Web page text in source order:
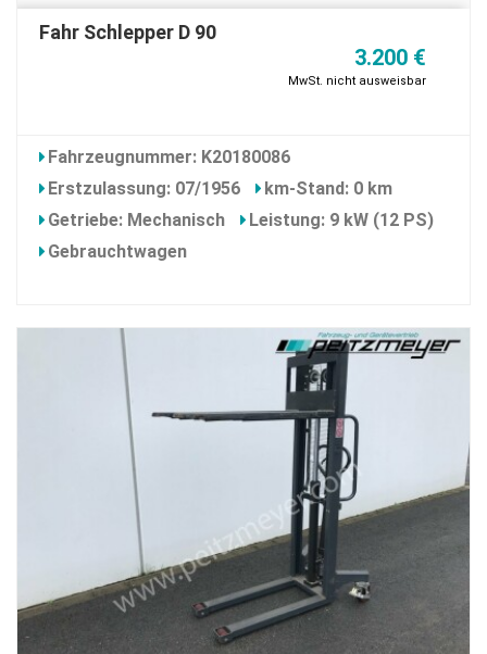
Fahr Schlepper D 90
3.200 €
MwSt. nicht ausweisbar
Fahrzeugnummer: K20180086
Erstzulassung: 07/1956
km-Stand: 0 km
Getriebe: Mechanisch
Leistung: 9 kW (12 PS)
Gebrauchtwagen